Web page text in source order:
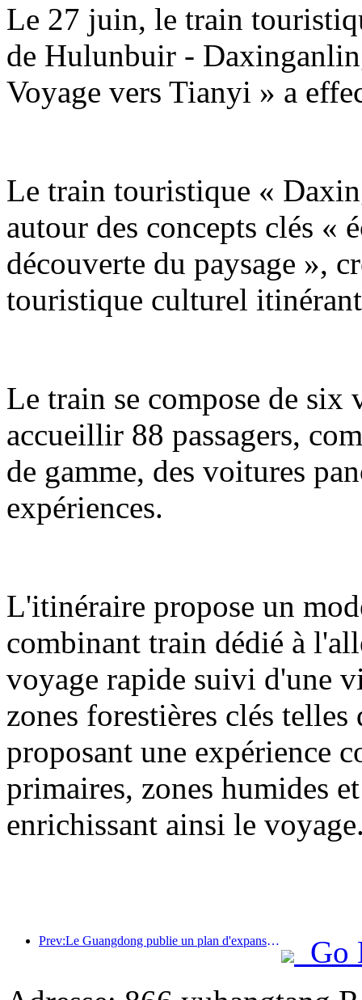
Le 27 juin, le train
de Hulunbuir -
Voyage vers Tianyi » a
Le train touristique «
autour des concepts clés «
découverte du paysage »,
touristique culturel
Le train se compose de six
accueillir 88 passagers,
de gamme, des voitures
expériences.
L'itinéraire propose un
combinant train dédié à
voyage rapide suivi d'une
zones forestières clés
proposant une expérience
primaires, zones humides
enrichissant ainsi le
Prev:Le Guangdong publie un plan d'expansion des capacités du secteur des services pour faire de la région de la Grande Baie une destination touristique de classe mondiale.
Go